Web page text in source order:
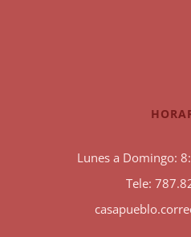
Lunes a Domingo:
Tele: